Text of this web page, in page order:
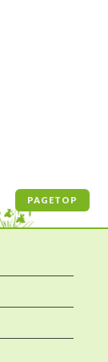
PAGETOP